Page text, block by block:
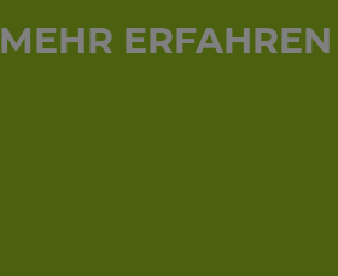
MEHR ERFAHREN